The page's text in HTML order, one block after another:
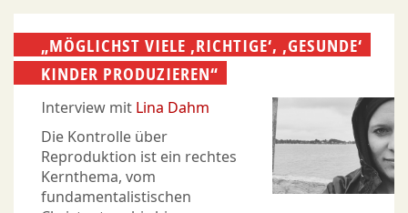
„MÖGLICHST VIELE ‚RICHTIGE‘, ‚GESUNDE‘
KINDER PRODUZIEREN“
Interview mit Lina Dahm
Die Kontrolle über
Reproduktion ist ein rechtes
Kernthema, vom
fundamentalistischen